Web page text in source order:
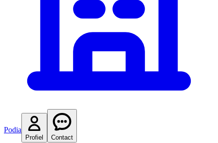
Podia
Profiel Contact